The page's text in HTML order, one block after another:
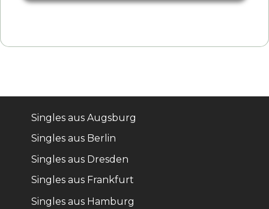
Singles aus Augsburg
Singles aus Berlin
Singles aus Dresden
Singles aus Frankfurt
Singles aus Hamburg